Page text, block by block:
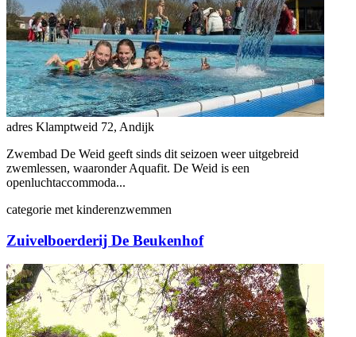
adres Klamptweid 72, Andijk
Zwembad De Weid geeft sinds dit seizoen weer uitgebreid
zwemlessen, waaronder Aquafit. De Weid is een
openluchtaccommoda...
categorie met kinderenzwemmen
Zuivelboerderij De Beukenhof